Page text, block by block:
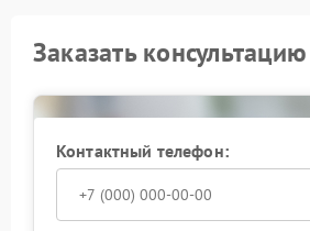
Заказать консультацию
Контактный телефон: